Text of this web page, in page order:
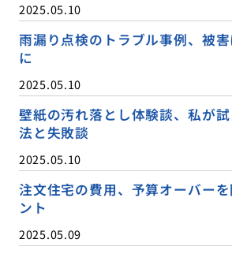
2025.05.10
雨漏り点検のトラブル事例、被
に
2025.05.10
壁紙の汚れ落とし体験談、私が
法と失敗談
2025.05.10
注文住宅の費用、予算オーバー
ント
2025.05.09